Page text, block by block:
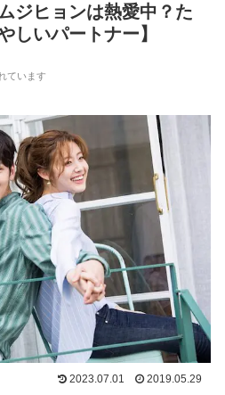
ジヒョンは熱愛中？た
しいパートナー】
ています
2023.07.01 2019.05.29